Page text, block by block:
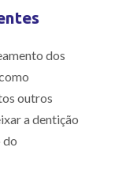
dos
outros
a dentição
do